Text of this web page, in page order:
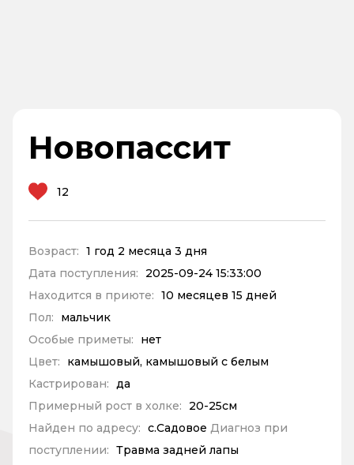
Новопассит
12
Возраст: 1 год 2 месяца 3 дня
Дата поступления:
2025-09-24 15:33:00
Находится в приюте: 10 месяцев 15 дней
Пол:
мальчик
Особые приметы:
нет
Цвет:
камышовый, камышовый с белым
Кастрирован: да
Примерный рост в холке:
20-25см
Найден по адресу: с.Садовое Диагноз при
поступлении: Травма задней лапы